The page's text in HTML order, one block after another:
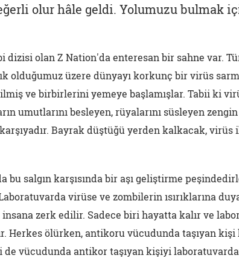
olur hâle geldi. Yolumuzu bulmak
dizisi olan Z Nation'da enteresan bir sahne var.
olduğumuz üzere dünyayı korkunç bir virüs
ve birbirlerini yemeye başlamışlar. Tabii ki
umutlarını besleyen, rüyalarını süsleyen
Bayrak düştüğü yerden kalkacak, virüs
bu salgın karşısında bir aşı geliştirme
virüse ve zombilerin ısırıklarına
zerk edilir. Sadece biri hayatta kalır ve
Herkes ölürken, antikoru vücudunda taşıyan
de vücudunda antikor taşıyan kişiyi